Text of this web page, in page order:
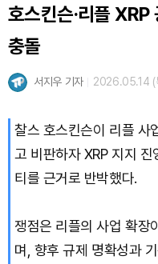
호스킨슨·리플
충돌
서지우 기자 2026.05.14 (
찰스 호스킨슨이 리플 사
고 비판하자 XRP 지지
티를 근거로 반박했다.
쟁점은 리플의 사업 확장
며, 향후 규제 명확성과